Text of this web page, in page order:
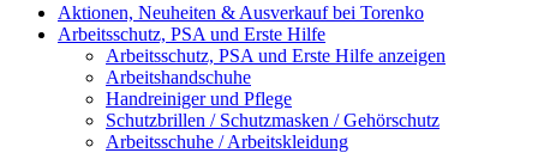
Aktionen, Neuheiten & Ausverkauf bei Torenko
Arbeitsschutz, PSA und Erste Hilfe
Arbeitsschutz, PSA und Erste Hilfe anzeigen
Arbeitshandschuhe
Handreiniger und Pflege
Schutzbrillen / Schutzmasken / Gehörschutz
Arbeitsschuhe / Arbeitskleidung